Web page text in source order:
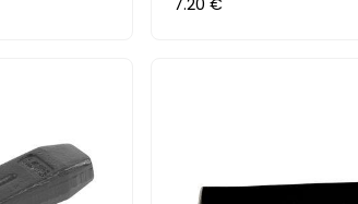
7.20 €